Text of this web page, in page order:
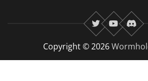
twitteryoutube
Copyright © 2026